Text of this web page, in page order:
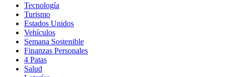
Tecnología
Turismo
Estados Unidos
Vehículos
Semana Sostenible
Finanzas Personales
4 Patas
Salud